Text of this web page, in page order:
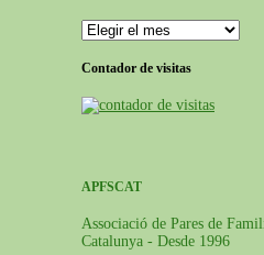
Arxiu
de
publicacions
Contador de visitas
APFSCAT
Associació de Pares de
Catalunya - Desde 1996